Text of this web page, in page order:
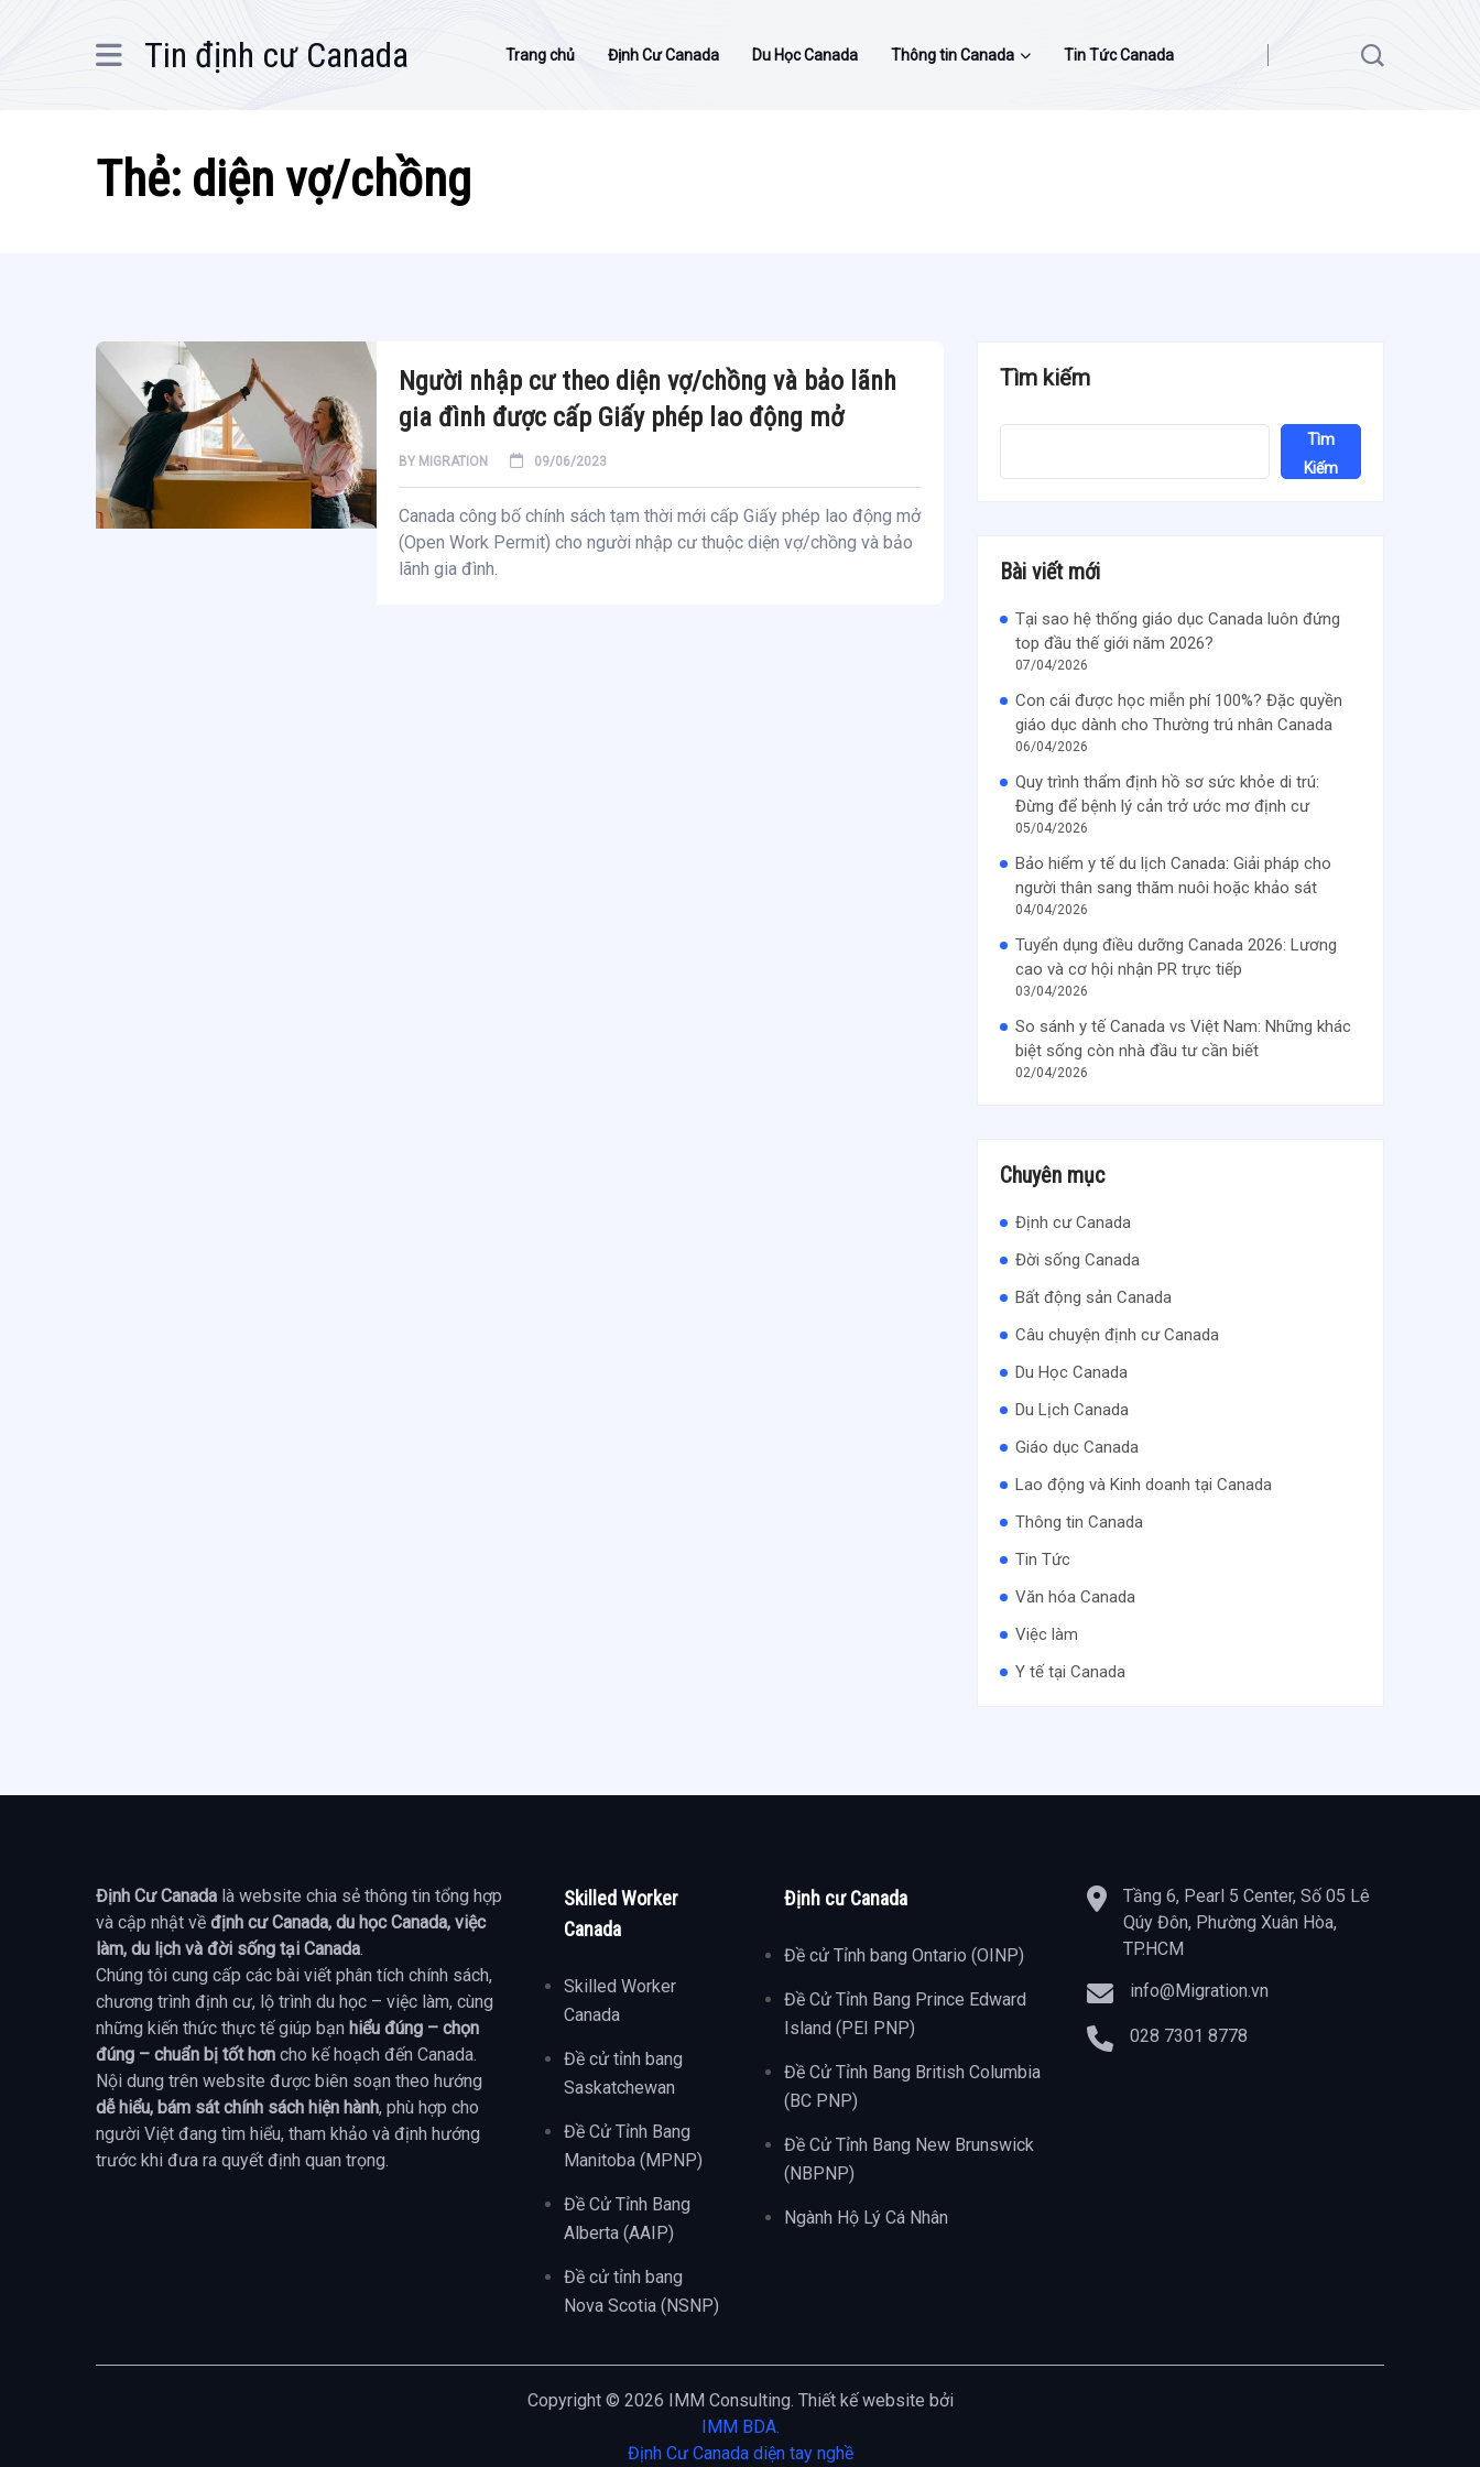
Tin định cư Canada Trang chủ Định Cư Canada Du Học Canada Thông tin Canada Tin Tức Canada
Thẻ: diện vợ/chồng
Người nhập cư theo diện vợ/chồng và bảo lãnh
gia đình được cấp Giấy phép lao động mở
BY MIGRATION 09/06/2023
Canada công bố chính sách tạm thời mới cấp Giấy phép lao động mở
(Open Work Permit) cho người nhập cư thuộc diện vợ/chồng và bảo
lãnh gia đình.
Tìm kiếm
Tìm
Kiếm
Bài viết mới
Tại sao hệ thống giáo dục Canada luôn đứng
top đầu thế giới năm 2026?
07/04/2026
Con cái được học miễn phí 100%? Đặc quyền
giáo dục dành cho Thường trú nhân Canada
06/04/2026
Quy trình thẩm định hồ sơ sức khỏe di trú:
Đừng để bệnh lý cản trở ước mơ định cư
05/04/2026
Bảo hiểm y tế du lịch Canada: Giải pháp cho
người thân sang thăm nuôi hoặc khảo sát
04/04/2026
Tuyển dụng điều dưỡng Canada 2026: Lương
cao và cơ hội nhận PR trực tiếp
03/04/2026
So sánh y tế Canada vs Việt Nam: Những khác
biệt sống còn nhà đầu tư cần biết
02/04/2026
Chuyên mục
Định cư Canada
Đời sống Canada
Bất động sản Canada
Câu chuyện định cư Canada
Du Học Canada
Du Lịch Canada
Giáo dục Canada
Lao động và Kinh doanh tại Canada
Thông tin Canada
Tin Tức
Văn hóa Canada
Việc làm
Y tế tại Canada
Định Cư Canada là website chia sẻ thông tin tổng hợp
và cập nhật về định cư Canada, du học Canada, việc
làm, du lịch và đời sống tại Canada.
Chúng tôi cung cấp các bài viết phân tích chính sách,
chương trình định cư, lộ trình du học – việc làm, cùng
những kiến thức thực tế giúp bạn hiểu đúng – chọn
đúng – chuẩn bị tốt hơn cho kế hoạch đến Canada.
Nội dung trên website được biên soạn theo hướng
dễ hiểu, bám sát chính sách hiện hành, phù hợp cho
người Việt đang tìm hiểu, tham khảo và định hướng
trước khi đưa ra quyết định quan trọng.
Skilled Worker
Canada
Skilled Worker
Canada
Đề cử tỉnh bang
Saskatchewan
Đề Cử Tỉnh Bang
Manitoba (MPNP)
Đề Cử Tỉnh Bang
Alberta (AAIP)
Đề cử tỉnh bang
Nova Scotia (NSNP)
Định cư Canada
Đề cử Tỉnh bang Ontario (OINP)
Đề Cử Tỉnh Bang Prince Edward
Island (PEI PNP)
Đề Cử Tỉnh Bang British Columbia
(BC PNP)
Đề Cử Tỉnh Bang New Brunswick
(NBPNP)
Ngành Hộ Lý Cá Nhân
Tầng 6, Pearl 5 Center, Số 05 Lê
Qúy Đôn, Phường Xuân Hòa,
TP.HCM
info@Migration.vn
028 7301 8778
Copyright © 2026 IMM Consulting. Thiết kế website bởi
IMM BDA.
Định Cư Canada diện tay nghề